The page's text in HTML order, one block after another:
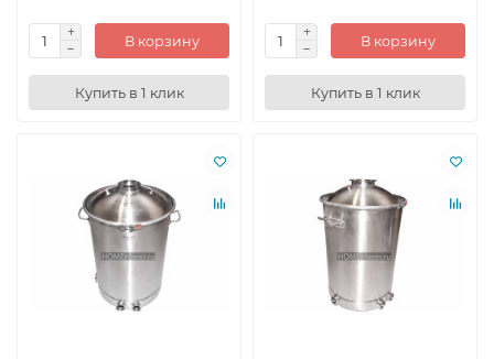
В корзину
Купить в 1 клик
В корзину
Купить в 1 клик